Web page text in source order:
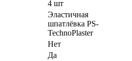
4 шт
Эластичная
шпатлёвка PS-
TechnoPlaster
Нет
Да